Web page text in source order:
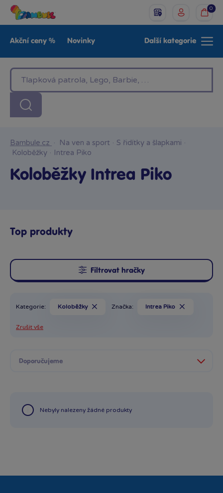
0
Akční ceny % Novinky
LEGO®
Baby Značky
Další kategorie
Bambule.cz · Na ven a sport · S řidítky a šlapkami ·
Koloběžky · Intrea Piko
Koloběžky Intrea Piko
Top produkty
Filtrovat hračky
Kategorie: Koloběžky Značka: Intrea Piko
Zrušit vše
Nebyly nalezeny žádné produkty